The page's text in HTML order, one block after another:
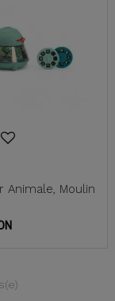
Animale, Moulin